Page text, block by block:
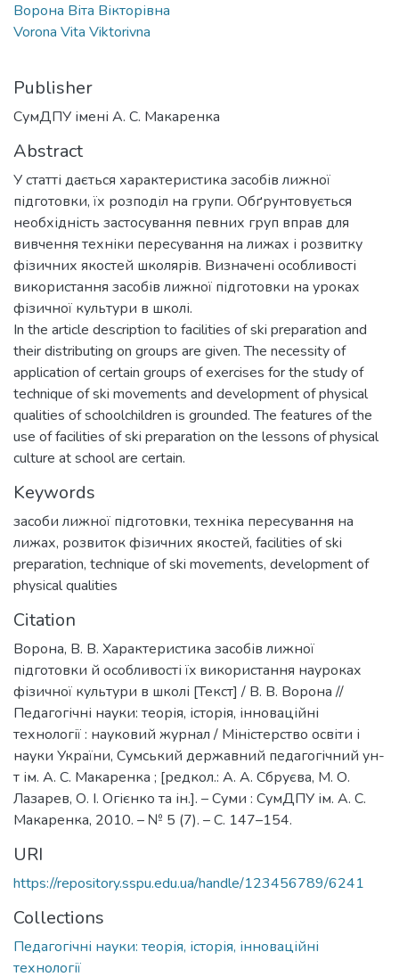
Ворона Віта Вікторівна
Vorona Vita Viktorivna
Publisher
СумДПУ імені А. С. Макаренка
Abstract
У статті дається характеристика засобів лижної
підготовки, їх розподіл на групи. Обґрунтовується
необхідність застосування певних груп вправ для
вивчення техніки пересування на лижах і розвитку
фізичних якостей школярів. Визначені особливості
використання засобів лижної підготовки на уроках
фізичної культури в школі.
In the article description to facilities of ski preparation and
their distributing on groups are given. The necessity of
application of certain groups of exercises for the study of
technique of ski movements and development of physical
qualities of schoolchildren is grounded. The features of the
use of facilities of ski preparation on the lessons of physical
culture at school are certain.
Keywords
засоби лижної підготовки, техніка пересування на
лижах, розвиток фізичних якостей, facilities of ski
preparation, technique of ski movements, development of
physical qualities
Citation
Ворона, В. В. Характеристика засобів лижної
підготовки й особливості їx використання науроках
фізичної культури в школі [Текст] / В. В. Ворона //
Педагогічні науки: теорія, історія, інноваційні
технології : науковий журнал / Міністерство освіти і
науки України, Сумський державний педагогічний ун-
т ім. А. С. Макаренка ; [редкол.: А. А. Сбруєва, М. О.
Лазарев, О. І. Огієнко та ін.]. – Суми : СумДПУ ім. А. С.
Макаренка, 2010. – № 5 (7). – С. 147–154.
URI
https://repository.sspu.edu.ua/handle/123456789/6241
Collections
Педагогічні науки: теорія, історія, інноваційні
технології